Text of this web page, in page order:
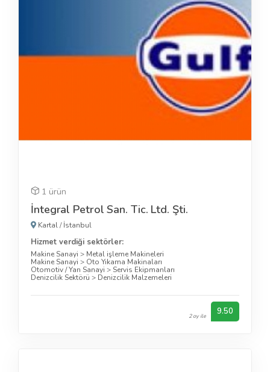
1 ürün
İntegral Petrol San. Tic. Ltd. Şti.
Kartal/İstanbul
Hizmet verdiği sektörler:
Makine Sanayi > Metal işleme Makineleri
Makine Sanayi > Oto Yıkama Makinaları
Otomotiv / Yan Sanayi > Servis Ekipmanları
Denizcilik Sektörü > Denizcilik Malzemeleri
2 oy ile 9.50